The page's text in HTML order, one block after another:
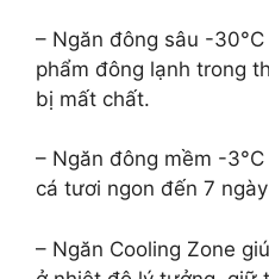
– Ngăn đông sâu -
phẩm đông lạnh trong
bị mất chất.
– Ngăn đông mềm -
cá tươi ngon đến 7
– Ngăn Cooling Zone